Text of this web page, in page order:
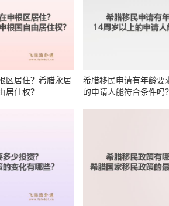
区居住？希腊永居
居住权？
希腊移民申请有年龄要
的申请人能符合条件吗？